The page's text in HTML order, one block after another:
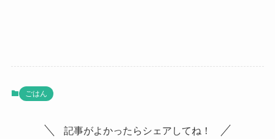
ごはん
記事がよかったらシェアしてね！